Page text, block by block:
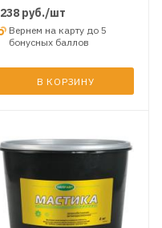
238руб./шт
Вернем на карту до 5
бонусных баллов
В КОРЗИНУ